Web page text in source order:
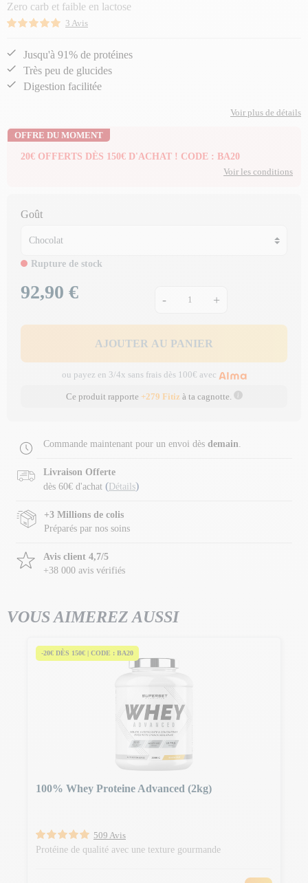
Zero carb et faible en lactose
3 Avis
Jusqu'à 91% de protéines
Très peu de glucides
Digestion facilitée
Voir plus de détails
OFFRE DU MOMENT
20€ OFFERTS DÈS 150€ D'ACHAT ! CODE : BA20
Voir les conditions
Goût
Rupture de stock
Prix
92,90 € - +
AJOUTER AU PANIER
ou payez en 3/4x sans frais dès 100€ avec
Ce produit rapporte +279 Fitizà ta cagnotte.
Commande maintenant pour un envoi dès demain.
Livraison Offerte
dès 60€ d'achat ( Détails)
+3 Millions de colis
Préparés par nos soins
Avis client 4,7/5
+38 000 avis vérifiés
VOUS AIMEREZ AUSSI
-20€ DÈS 150€ | CODE : BA20
100% Whey Proteine Advanced (2kg)
509 Avis
Protéine de qualité avec une texture gourmande